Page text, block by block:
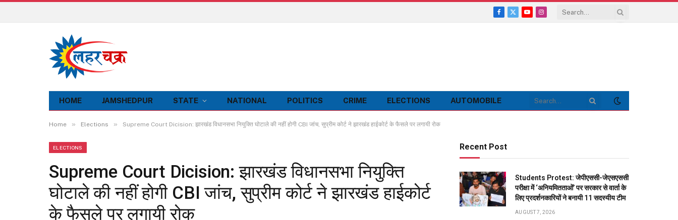
Facebook
X
YouTubeInstagram
HOME JAMSHEDPUR STATE NATIONAL POLITICS CRIME ELECTIONS AUTOMOBILE
Home » Elections » Supreme Court Dicision: झारखंड विधानसभा नियुक्ति घोटाले की नहीं होगी CBI जांच, सुप्रीम कोर्ट ने झारखंड हाईकोर्ट के फैसले पर लगायी रोक
ELECTIONS
Supreme Court Dicision: झारखंड विधानसभा नियुक्ति
घोटाले की नहीं होगी CBI जांच, सुप्रीम कोर्ट ने झारखंड हाईकोर्ट
के फैसले पर लगायी रोक
Recent Post
Students Protest: जेपीएससी-जेएसएससी
परीक्षा में ‘अनियमितताओं’ पर सरकार से वार्ता के
लिए प्रदर्शनकारियों ने बनायी 11 सदस्यीय टीम
AUGUST 7, 2026